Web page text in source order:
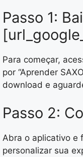
Passo 1:
Para começar,
por “Aprender
download e
Passo 2:
Abra o aplicativo e
personalizar sua